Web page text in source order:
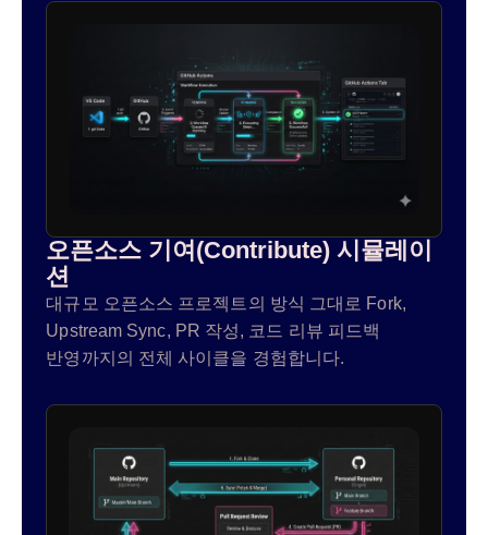
오픈소스 기여(Contribute) 시뮬레이
션
대규모 오픈소스 프로젝트의 방식 그대로 Fork,
Upstream Sync, PR 작성, 코드 리뷰 피드백
반영까지의 전체 사이클을 경험합니다.